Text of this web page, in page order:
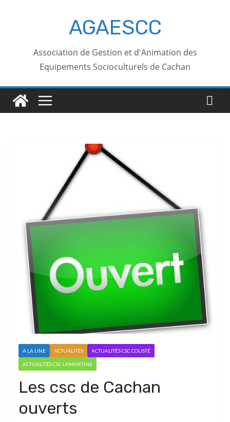
AGAESCC
Association de Gestion et d'Animation des
Equipements Socioculturels de Cachan
A LA UNE ACTUALITÉS ACTUALITÉS CSC COUSTÉ
ACTUALITÉS CSC LAMARTINE
Les csc de Cachan
ouverts